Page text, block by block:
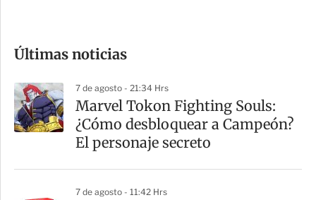
m
a
r
t
Últimas noticias
7 de agosto - 21:34 Hrs
Marvel Tokon Fighting Souls:
¿Cómo desbloquear a Campeón?
El personaje secreto
7 de agosto - 11:42 Hrs